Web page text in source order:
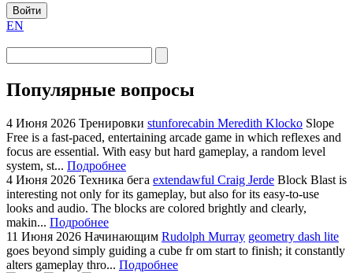
Войти
EN
Популярные вопросы
4 Июня 2026 Тренировки stunforecabin Meredith Klocko Slope
Free is a fast-paced, entertaining arcade game in which reflexes and
focus are essential. With easy but hard gameplay, a random level
system, st... Подробнее
4 Июня 2026 Техника бега extendawful Craig Jerde Block Blast is
interesting not only for its gameplay, but also for its easy-to-use
looks and audio. The blocks are colored brightly and clearly,
makin... Подробнее
11 Июня 2026 Начинающим Rudolph Murray geometry dash lite
goes beyond simply guiding a cube fr om start to finish; it constantly
alters gameplay thro... Подробнее